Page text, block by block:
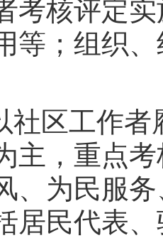
考核评定
等；组织
社区工作
主，重点
、为民服
居民代表